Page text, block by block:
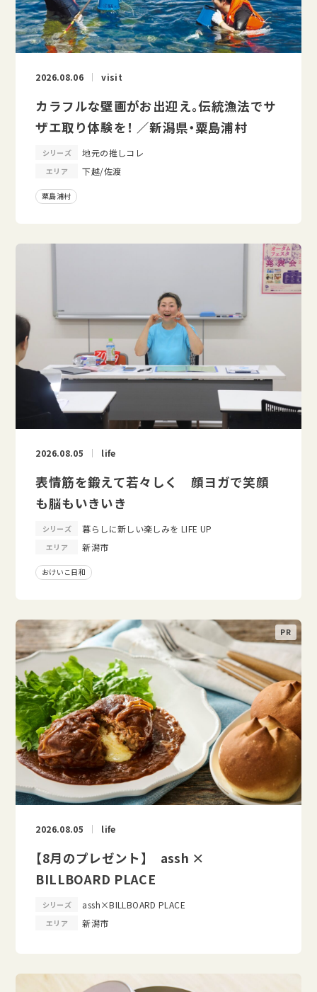
2026.08.06 visit
カラフルな壁画がお出迎え。伝統漁法でサ
ザエ取り体験を！ ／新潟県・粟島浦村
シリーズ 地元の推しコレ
エリア 下越/佐渡
粟島浦村
2026.08.05 life
表情筋を鍛えて若々しく 顔ヨガで笑顔
も脳もいきいき
シリーズ 暮らしに新しい楽しみを LIFE UP
エリア 新潟市
おけいこ日和
2026.08.05 life
【8月のプレゼント】 assh ×
BILLBOARD PLACE
シリーズ assh×BILLBOARD PLACE
エリア 新潟市